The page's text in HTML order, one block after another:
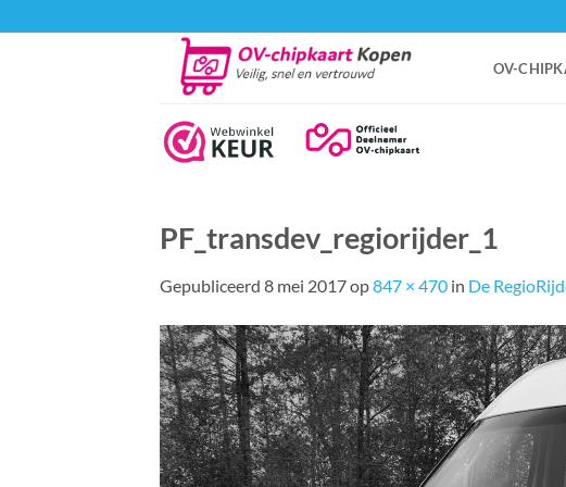
naar
OV-
PF_transdev_regiorijder_1
Gepubliceerd 8 mei 2017op847 × 470 in De